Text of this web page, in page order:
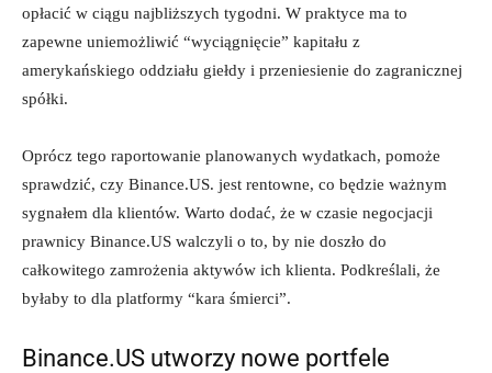
opłacić w ciągu najbliższych tygodni. W praktyce ma to
zapewne uniemożliwić “wyciągnięcie” kapitału z
amerykańskiego oddziału giełdy i przeniesienie do zagranicznej
spółki.
Oprócz tego raportowanie planowanych wydatkach, pomoże
sprawdzić, czy Binance.US. jest rentowne, co będzie ważnym
sygnałem dla klientów. Warto dodać, że w czasie negocjacji
prawnicy Binance.US walczyli o to, by nie doszło do
całkowitego zamrożenia aktywów ich klienta. Podkreślali, że
byłaby to dla platformy “kara śmierci”.
Binance.US utworzy nowe portfele